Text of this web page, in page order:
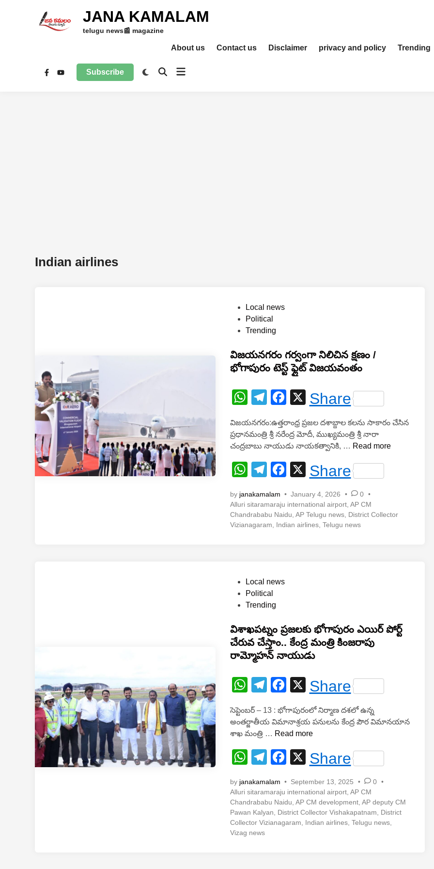
JANA KAMALAM
telugu news📰 magazine
About us Contact us Disclaimer privacy and policy Trending
Facebook
YouTube
Subscribe
SwitchOpenOpen
Indian airlines
e
d
n
Local news
Political
Trending
విజయనగరం గర్వంగా నిలిచిన క్షణం /
భోగాపురం టెస్ట్ ఫ్లైట్ విజయవంతం
W
at
s
A
p
p
T
e
gr
a
m
F
c
e
b
o
o
k
X
Share
విజయనగరం:ఉత్తరాంధ్ర ప్రజల దశాబ్దాల కలను సాకారం చేసిన
ప్రధానమంత్రి శ్రీ నరేంద్ర మోదీ, ముఖ్యమంత్రి శ్రీ నారా
చంద్రబాబు నాయుడు నాయకత్వానికి, … వి
య
న
గ
రం
గ
ర్వం
భో
గా
టె
స్ట్
ట్
వి
వం
Read more
W
at
s
A
T
e
gr
a
F
c
e
b
X
Share
by janakamalam • January 4, 2026 • 0 •
Alluri sitaramaraju international airport, AP CM
Chandrababu Naidu AP Telugu news, District Collector
Vizianagaram
Indian airlines, Telugu news
e
d
Local news
Political
Trending
విశాఖపట్నం ప్రజలకు భోగాపురం ఎయిర్ పోర్ట్
చేరువ చేస్తాం.. కేంద్ర మంత్రి కింజరాపు
రామ్మోహన్ నాయుడు
W
at
s
A
p
p
T
e
gr
a
m
F
c
e
b
o
o
k
X
Share
సెప్టెంబర్ – 13 : భోగాపురంలో నిర్మాణ దశలో ఉన్న
అంతర్జాతీయ విమానాశ్రయ పనులను కేంద్ర పౌర విమానయాన
శాఖ మంత్రి … వి
ఖ
ట్నం
ప్ర
జ
ల
కు
Read more
W
at
s
A
p
T
e
gr
a
F
c
e
b
X
Share
by janakamalam • September 13, 2025 • 0 •
Alluri sitaramaraju international airport, AP CM
Chandrababu Naidu AP CM development, AP deputy CM
Pawan Kalyan
District Collector Vishakapatnam
District
Collector Vizianagaram
Indian airlines, Telugu news,
Vizag news